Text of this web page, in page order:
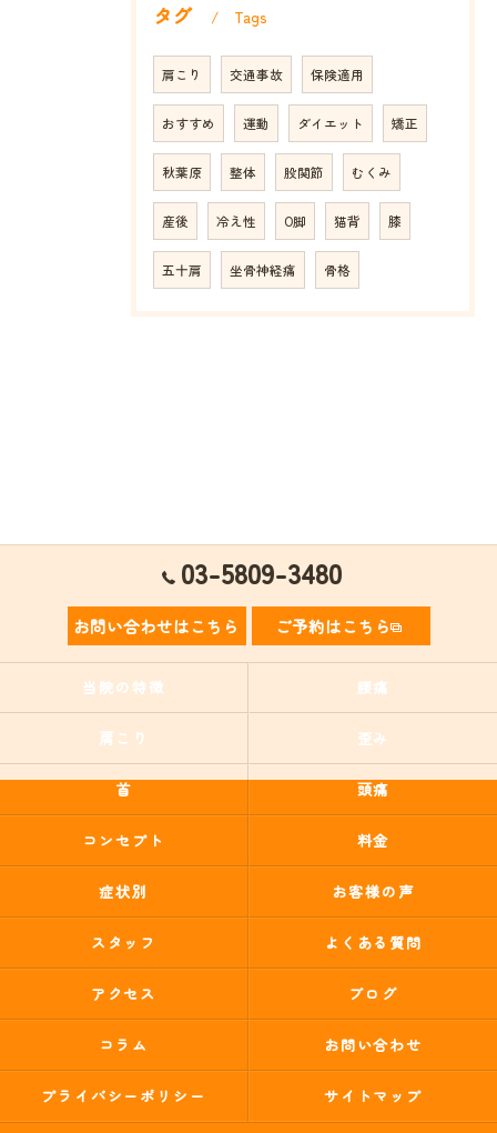
タグ Tags
肩こり 交通事故 保険適用
おすすめ 運動 ダイエット 矯正
秋葉原 整体 股関節 むくみ
産後 冷え性 O脚 猫背 膝
五十肩 坐骨神経痛 骨格
03-5809-3480
お問い合わせはこちら ご予約はこちら
当院の特徴 腰痛
肩こり 歪み
首 頭痛
コンセプト 料金
症状別 お客様の声
スタッフ よくある質問
アクセス ブログ
コラム お問い合わせ
プライバシーポリシー サイトマップ